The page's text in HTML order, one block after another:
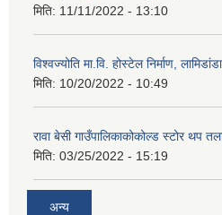
मिति: 11/11/2022 - 13:10
विश्वज्योति मा.वि. होस्टेल निर्माण, लामिडांडा
मिति: 10/20/2022 - 10:49
रावा बेसी गाउँपालिकाकोकोल्ड स्टोर थप
मिति: 03/25/2022 - 15:19
अन्य